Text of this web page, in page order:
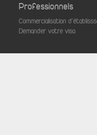
Professionnels
Commercialisation
Demander votre visa